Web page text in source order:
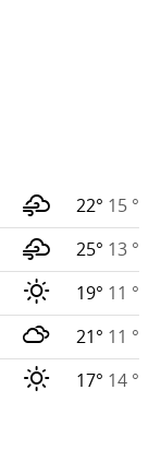
22° 15 °
25° 13 °
19° 11 °
21° 11 °
17° 14 °